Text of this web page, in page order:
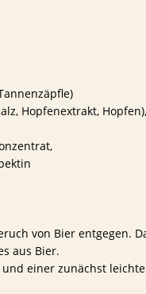
Hopfenextrakt, Hopfen),
von Bier entgegen.
aus Bier.
einer zunächst